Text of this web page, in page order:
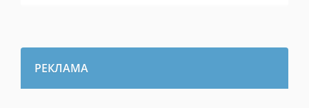
РЕКЛАМА